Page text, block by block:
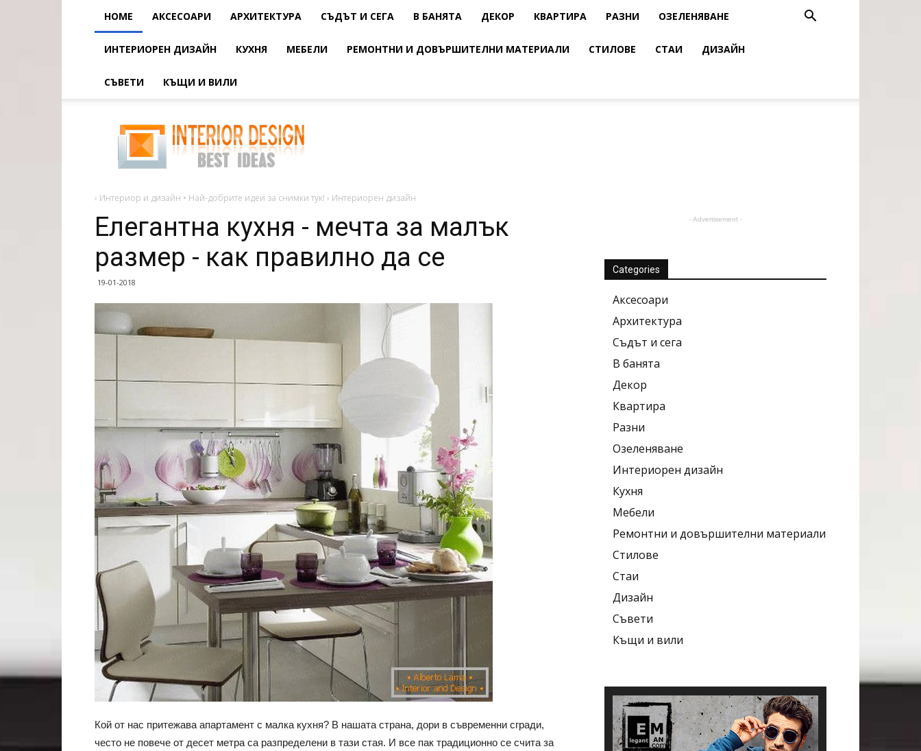
HOME АКСЕСОАРИ АРХИТЕКТУРА СЪДЪТ И СЕГА В БАНЯТА ДЕКОР КВАРТИРА РАЗНИ ОЗЕЛЕНЯВАНЕ
ИНТЕРИОРЕН ДИЗАЙН КУХНЯ МЕБЕЛИ РЕМОНТНИ И ДОВЪРШИТЕЛНИ МАТЕРИАЛИ СТИЛОВЕ СТАИ ДИЗАЙН
СЪВЕТИ КЪЩИ И ВИЛИ
кухня
-
мечта
за
малък
как
правилно
се
› Интериор и дизайн • Най-добрите идеи за снимки тук! › Интериорен дизайн
Елегантна кухня - мечта за малък
размер - как правилно да се
19-01-2018
Кой от нас притежава апартамент с малка кухня? В нашата страна, дори в съвременни сгради,
често не повече от десет метра са разпределени в тази стая. И все пак традиционно се счита за
- Advertisement -
Categories
Аксесоари
Архитектура
Съдът и сега
В банята
Декор
Квартира
Разни
Озеленяване
Интериорен дизайн
Кухня
Мебели
Ремонтни и довършителни материали
Стилове
Стаи
Дизайн
Съвети
Къщи и вили